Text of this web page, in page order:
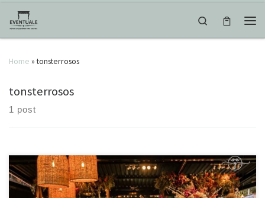
Skip to content
Search
Home » tonsterrosos
tonsterrosos
1 post